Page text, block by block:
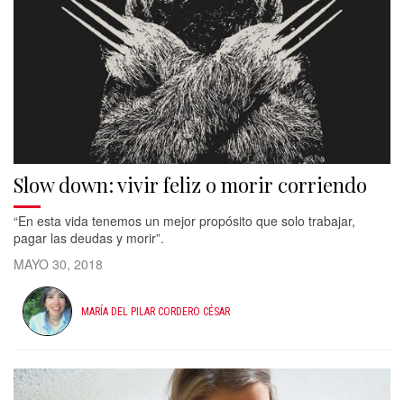
Slow down: vivir feliz o morir corriendo
“En esta vida tenemos un mejor propósito que solo trabajar,
pagar las deudas y morir”.
MAYO 30, 2018
MARÍA DEL PILAR CORDERO CÉSAR